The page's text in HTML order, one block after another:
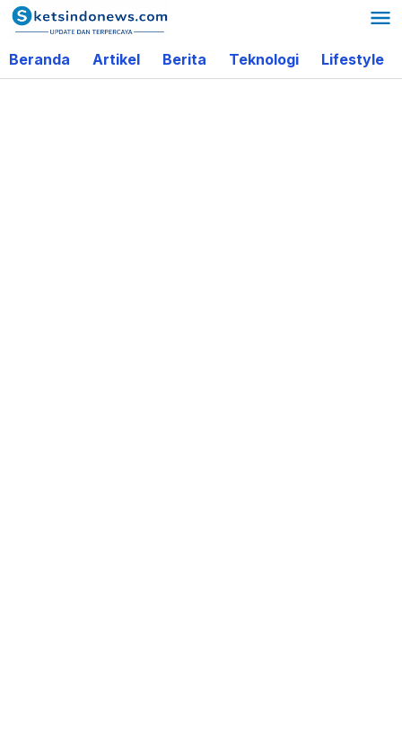
Lewati
ke
konten
Beranda Artikel Berita Teknologi Lifestyle